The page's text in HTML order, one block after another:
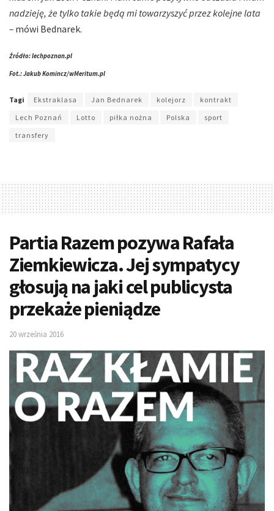
nadzieję, że tylko takie będą mi towarzyszyć przez kolejne lata
– mówi Bednarek.
Źródło: lechpoznan.pl
Fot.: Jakub Komincz/wMeritum.pl
Tagi Ekstraklasa Jan Bednarek kolejorz
kontrakt
Lech Poznań
Lotto piłka nożna Polska
sport
transfery
Partia Razem pozywa Rafała
Ziemkiewicza. Jej sympatycy
głosują na jaki cel publicysta
przekaże pieniądze
20 września 2016